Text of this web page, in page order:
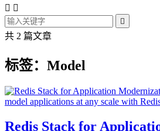
 

共 2 篇文章
标签：Model
Redis Stack for